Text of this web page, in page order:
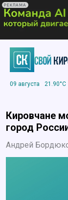
РЕКЛАМА
09 августа 21.90°C
Кировчане
город
Андрей